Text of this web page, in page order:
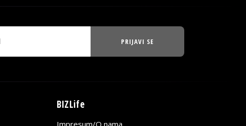
PRIJAVI SE
BIZLife
Impresum/O nama